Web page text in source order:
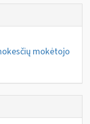
mokėtojo